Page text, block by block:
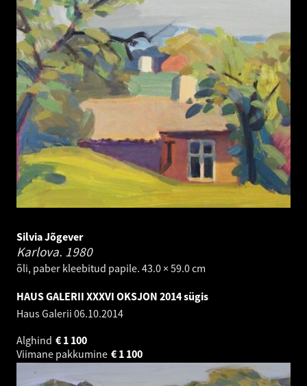
Silvia Jõgever
Karlova. 1980
õli, paber kleebitud papile. 43.0 × 59.0 cm
HAUS GALERII XXXVI OKSJON 2014 sügis
Haus Galerii 06.10.2014
Alghind
1 100
€
Viimane pakkumine
1 100
€